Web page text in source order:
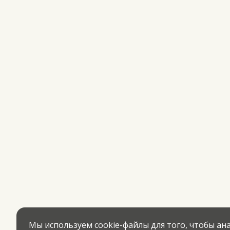
Мы используем cookie-файлы для того, чтобы